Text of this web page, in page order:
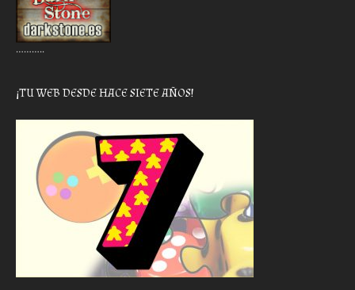
………..
¡TU WEB DESDE HACE SIETE AÑOS!